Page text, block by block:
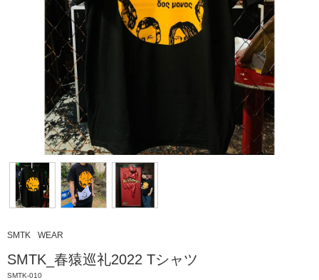
SMTK WEAR
SMTK_春猿巡礼2022 Tシャツ
SMTK-010